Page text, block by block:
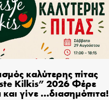
καλύτερης πίτας
Kilkis” 2026 Φέρε
και γίνε …διασημόπιτα!